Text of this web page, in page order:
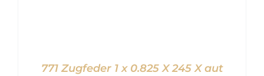
771 Zugfeder 1 x 0.825 X 245 X aut